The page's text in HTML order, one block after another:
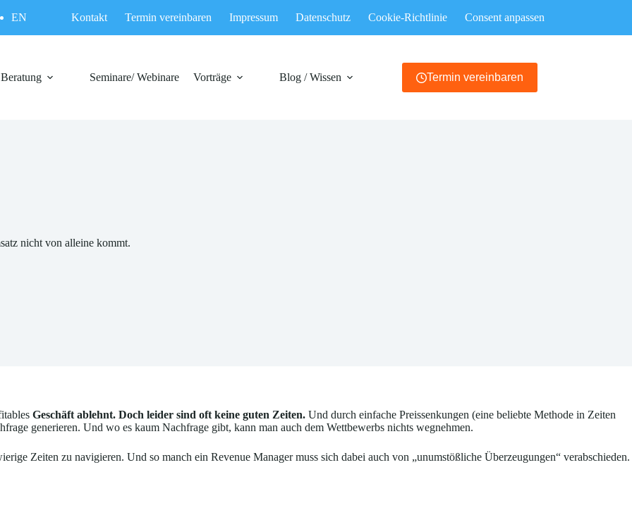
EN Kontakt Termin vereinbaren Impressum Datenschutz Cookie-Richtlinie Consent anpassen
Beratung Seminare/ Webinare Vorträge Blog / Wissen Termin vereinbaren
nicht von alleine kommt.
Geschäft ablehnt. Doch leider sind oft keine guten Zeiten. Und durch einfache Preissenkungen (eine beliebte Methode in Zeiten
generieren. Und wo es kaum Nachfrage gibt, kann man auch dem Wettbewerbs nichts wegnehmen.
Zeiten zu navigieren. Und so manch ein Revenue Manager muss sich dabei auch von „unumstößliche Überzeugungen“ verabschieden.